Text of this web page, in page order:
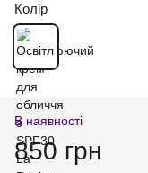
Колір
В наявності
850 грн